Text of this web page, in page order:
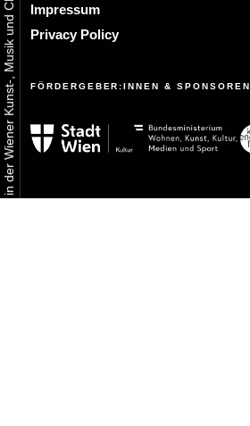
Urbaner Aktivismus als gelebtes Experiment in der Wiener Kunst-, Musik und Clubszene
Impressum
Privacy Policy
FÖRDERGEBER:INNEN & SPONSOREN